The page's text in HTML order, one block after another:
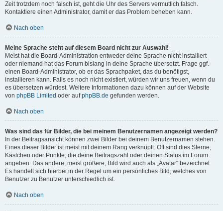
Zeit trotzdem noch falsch ist, geht die Uhr des Servers vermutlich falsch.
Kontaktiere einen Administrator, damit er das Problem beheben kann.
Nach oben
Meine Sprache steht auf diesem Board nicht zur Auswahl!
Meist hat die Board-Administration entweder deine Sprache nicht installiert
oder niemand hat das Forum bislang in deine Sprache übersetzt. Frage ggf.
einen Board-Administrator, ob er das Sprachpaket, das du benötigst,
installieren kann. Falls es noch nicht existiert, würden wir uns freuen, wenn du
es übersetzen würdest. Weitere Informationen dazu können auf der Website
von phpBB Limited oder aufphpBB.de gefunden werden.
Nach oben
Was sind das für Bilder, die bei meinem Benutzernamen angezeigt werden?
In der Beitragsansicht können zwei Bilder bei deinem Benutzernamen stehen.
Eines dieser Bilder ist meist mit deinem Rang verknüpft: Oft sind dies Sterne,
Kästchen oder Punkte, die deine Beitragszahl oder deinen Status im Forum
angeben. Das andere, meist größere, Bild wird auch als „Avatar“ bezeichnet.
Es handelt sich hierbei in der Regel um ein persönliches Bild, welches von
Benutzer zu Benutzer unterschiedlich ist.
Nach oben